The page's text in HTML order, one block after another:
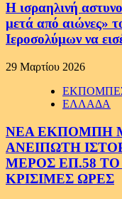
Η ισραηλινή
μετά από αιώνες»
Ιεροσολύμων να
29 Μαρτίου 2026
ΕΛΛΑΔΑ
ΝΕΑ ΕΚΠΟΜΠΗ
ΑΝΕΙΠΩΤΗ
ΜΕΡΟΣ ΕΠ.58
ΚΡΙΣΙΜΕΣ ΩΡΕΣ